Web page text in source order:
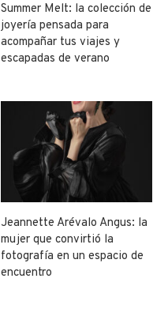
Summer Melt: la colección de
joyería pensada para
acompañar tus viajes y
escapadas de verano
Jeannette Arévalo Angus: la
mujer que convirtió la
fotografía en un espacio de
encuentro